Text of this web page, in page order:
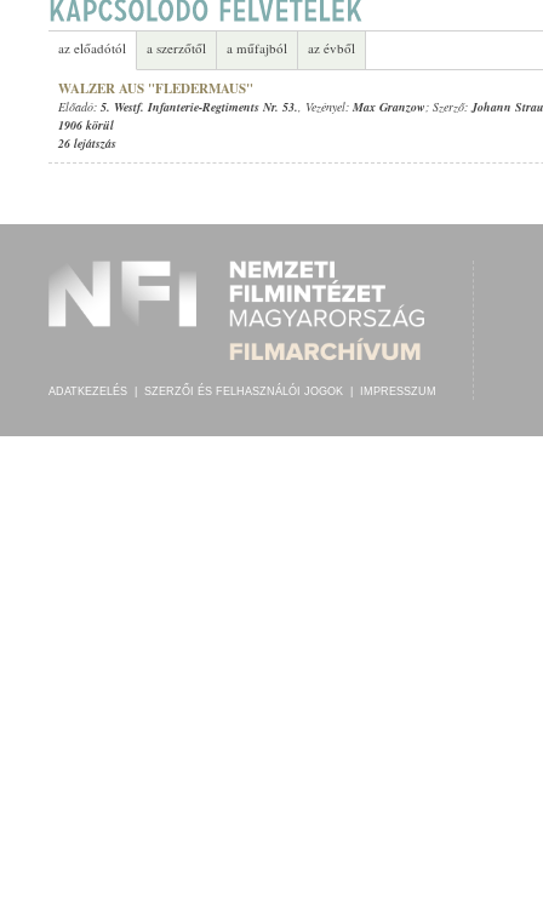
az előadótól a szerzőtől a műfajból az évből
WALZER AUS "FLEDERMAUS"
Előadó: 5. Westf. Infanterie-Regtiments Nr. 53., Vezényel: Max Granzow; Szerző:Johann
1906 körül
26 lejátszás
ADATKEZELÉS SZERZŐI ÉS FELHASZNÁLÓI JOGOK IMPRESSZUM